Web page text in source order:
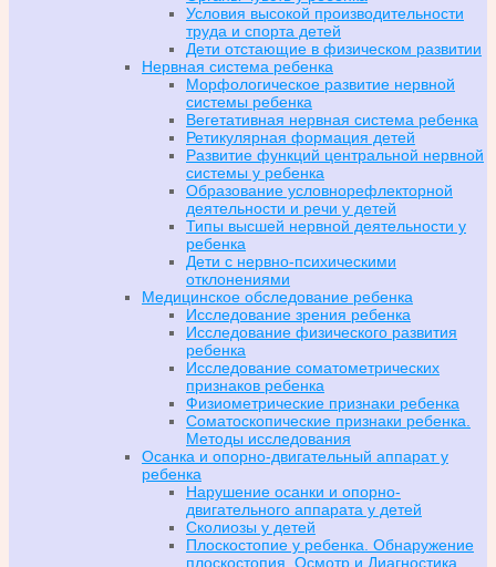
Условия высокой производительности
труда и спорта детей
Дети отстающие в физическом развитии
Нервная система ребенка
Морфологическое развитие нервной
системы ребенка
Вегетативная нервная система ребенка
Ретикулярная формация детей
Развитие функций центральной нервной
системы у ребенка
Образование условнорефлекторной
деятельности и речи у детей
Типы высшей нервной деятельности у
ребенка
Дети с нервно-психическими
отклонениями
Медицинское обследование ребенка
Исследование зрения ребенка
Исследование физического развития
ребенка
Исследование соматометрических
признаков ребенка
Физиометрические признаки ребенка
Соматоскопические признаки ребенка.
Методы исследования
Осанка и опорно-двигательный аппарат у
ребенка
Нарушение осанки и опорно-
двигательного аппарата у детей
Сколиозы у детей
Плоскостопие у ребенка. Обнаружение
плоскостопия. Осмотр и Диагностика